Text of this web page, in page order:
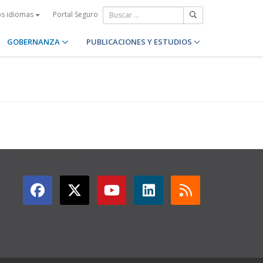
idiomas Portal Seguro
GOBERNANZA PUBLICACIONES Y ESTUDIOS